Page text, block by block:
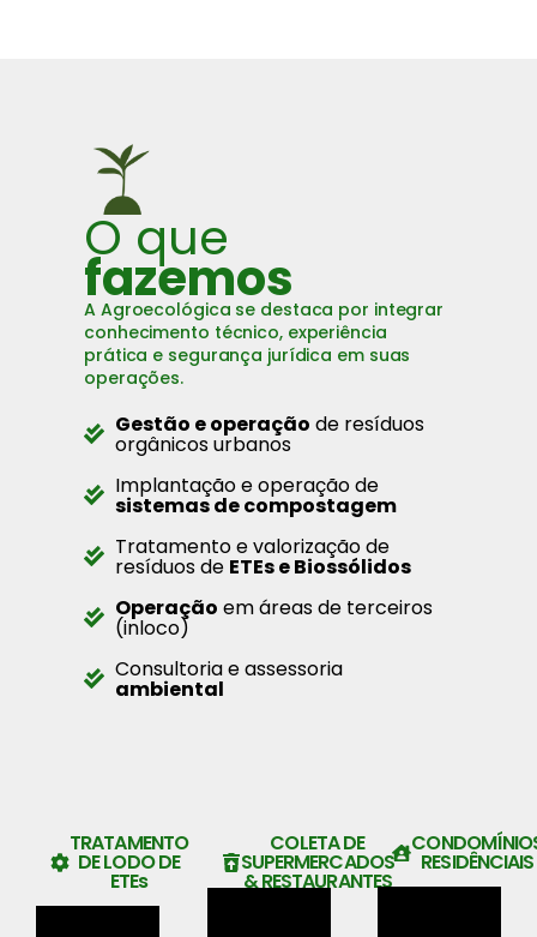
O que
fazemos
A Agroecológica se destaca por integrar
conhecimento técnico, experiência
prática e segurança jurídica em suas
operações.
Gestão e operação de resíduos
orgânicos urbanos
Implantação e operação de
sistemas de compostagem
Tratamento e valorização de
resíduos de ETEs e Biossólidos
Operação em áreas de terceiros
(inloco)
Consultoria e assessoria
ambiental
TRATAMENTO
DE LODO DE
ETEs
COLETA DE
SUPERMERCADOS
& RESTAURANTES
RESIDÊNCIAIS